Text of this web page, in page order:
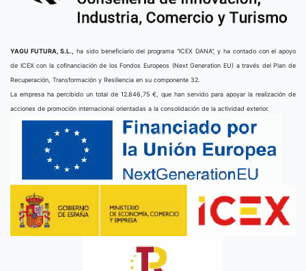
YAGU FUTURA, S.L.,
ha sido beneficiario del programa “ICEX DANA”, y ha contado con el apoyo
de ICEX con la cofinanciación de los Fondos Europeos (Next Generation EU) a través del Plan de
Recuperación, Transformación y Resiliencia en su componente 32.
La empresa ha percibido un total de 12.846,75 €, que han servido para apoyar la realización de
acciones de promoción internacional orientadas a la consolidación de la actividad exterior.